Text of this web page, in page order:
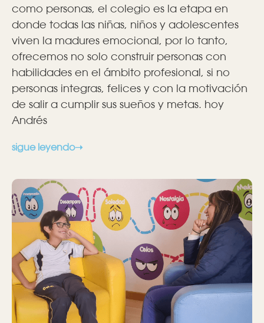
como personas, el colegio es la etapa en
donde todas las niñas, niños y adolescentes
viven la madures emocional, por lo tanto,
ofrecemos no solo construir personas con
habilidades en el ámbito profesional, si no
personas integras, felices y con la motivación
de salir a cumplir sus sueños y metas. hoy
Andrés
sigue leyendo➝